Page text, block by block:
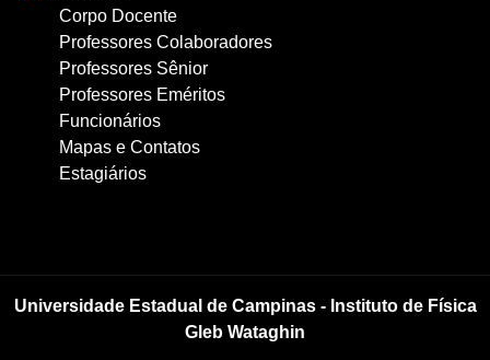
Corpo Docente
Professores Colaboradores
Professores Sênior
Professores Eméritos
Funcionários
Mapas e Contatos
Estagiários
Universidade Estadual de Campinas - Instituto de Física
Gleb Wataghin